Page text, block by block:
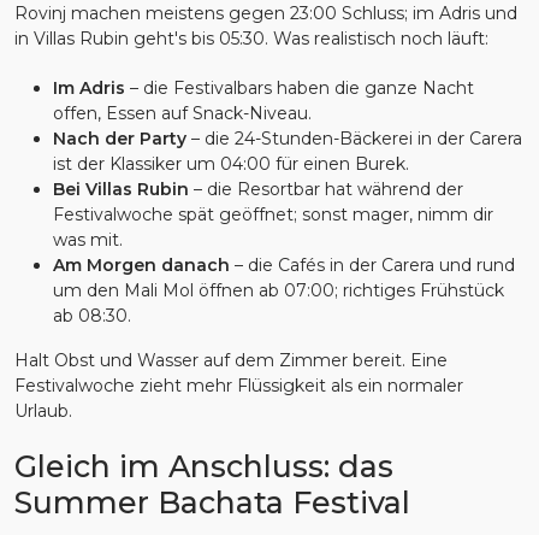
Rovinj machen meistens gegen 23:00 Schluss; im Adris und
in Villas Rubin geht's bis 05:30. Was realistisch noch läuft:
Im Adris – die Festivalbars haben die ganze Nacht
offen, Essen auf Snack-Niveau.
Nach der Party – die 24-Stunden-Bäckerei in der Carera
ist der Klassiker um 04:00 für einen Burek.
Bei Villas Rubin – die Resortbar hat während der
Festivalwoche spät geöffnet; sonst mager, nimm dir
was mit.
Am Morgen danach – die Cafés in der Carera und rund
um den Mali Mol öffnen ab 07:00; richtiges Frühstück
ab 08:30.
Halt Obst und Wasser auf dem Zimmer bereit. Eine
Festivalwoche zieht mehr Flüssigkeit als ein normaler
Urlaub.
Gleich im Anschluss: das
Summer Bachata Festival